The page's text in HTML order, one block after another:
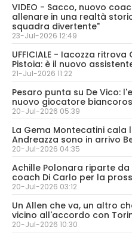
VIDEO - Sacco, nuovo
allenare in una realtà
squadra divertente"
23-Jul-2026 12:49
UFFICIALE - Iacozza
Pistoia: è il nuovo
21-Jul-2026 11:22
Pesaro punta su De Vico:
nuovo giocatore
20-Jul-2026 05:39
La Gema Montecatini cala
Andreazza sono in arrivo
20-Jul-2026 04:35
Achille Polonara riparte da
coach Di Carlo per la
20-Jul-2026 03:12
Un Allen che va, un altro
vicino all'accordo con
20-Jul-2026 10:30